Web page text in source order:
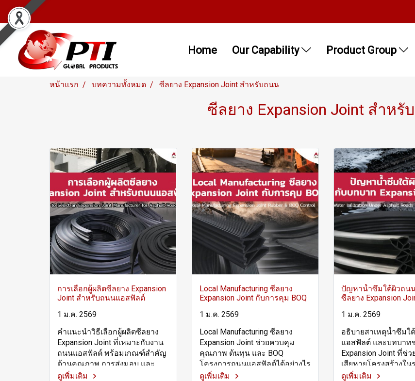
Home Our Capability Product Group
หน้าแรก บทความทั้งหมด ซีลยาง Expansion Joint สำหรับถนน
ซีลยาง Expansion Joint สำหรั
การเลือกผู้ผลิตซีลยาง Expansion
Joint สำหรับถนนแอสฟัลต์
1 ม.ค. 2569
คำแนะนำวิธีเลือกผู้ผลิตซีลยาง
Expansion Joint ที่เหมาะกับงาน
ถนนแอสฟัลต์ พร้อมเกณฑ์สำคัญ
ด้านคุณภาพ การส่งมอบ และ
บริการหลังการขาย
ดูเพิ่มเติม
Local Manufacturing ซีลยาง
Expansion Joint กับการคุม BOQ
1 ม.ค. 2569
Local Manufacturing ซีลยาง
Expansion Joint ช่วยควบคุม
คุณภาพ ต้นทุน และ BOQ
โครงการถนนแอสฟัลต์ได้อย่างไร
ดูเพิ่มเติม
ปัญหาน้ำซึมใต้ผิวถน
ซีลยาง Expansion
1 ม.ค. 2569
อธิบายสาเหตุน้ำซึมใ
แอสฟัลต์ และบทบาท
Expansion Joint ที่ช่
เสียหายโครงสร้างใน
ดูเพิ่มเติม